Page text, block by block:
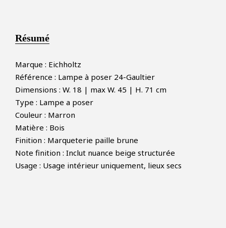
FAIRE UNE OFFRE
Résumé
Marque : Eichholtz
Référence : Lampe à poser 24-Gaultier
Dimensions : W. 18 | max W. 45 | H. 71 cm
Type : Lampe a poser
Couleur : Marron
Matière : Bois
Finition : Marqueterie paille brune
Note finition : Inclut nuance beige structurée
Usage : Usage intérieur uniquement, lieux secs